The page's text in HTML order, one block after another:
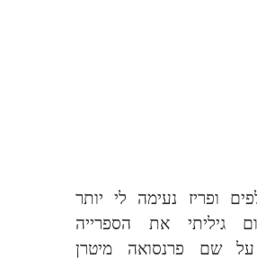
ופריז נעימה לי יותר
גיליתי את הספרייה
על שם פרנסואה מיטרן